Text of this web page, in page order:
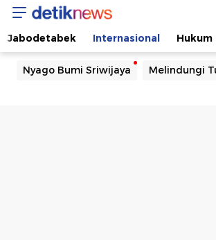
Jabodetabek Internasional Hukum
Nyago Bumi Sriwijaya Melindungi